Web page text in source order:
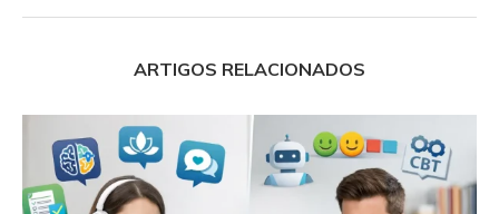
ARTIGOS RELACIONADOS